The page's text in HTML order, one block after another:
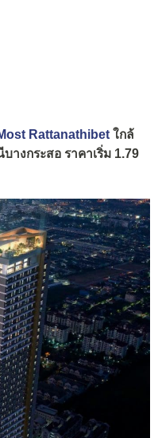
Rattanathibet ใกล้
างกระสอ ราคาเริ่ม 1.79